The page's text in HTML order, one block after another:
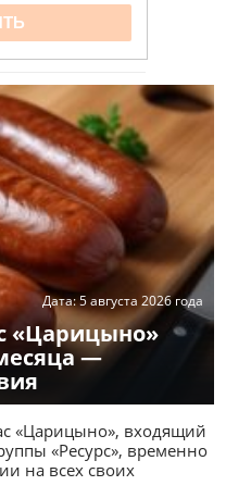
«Царицыно»
—
Дата:5 августа 2026 года
«Царицыно», входящий
«Ресурс», временно
на всех своих